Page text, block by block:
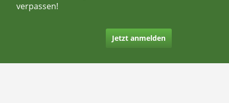
verpassen!
Jetzt anmelden